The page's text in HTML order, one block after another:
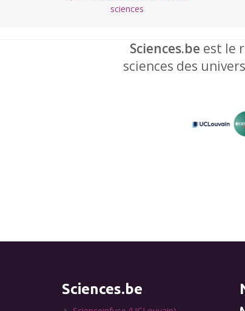
sciences
Sciences.be est le
sciences des
Sciences.be